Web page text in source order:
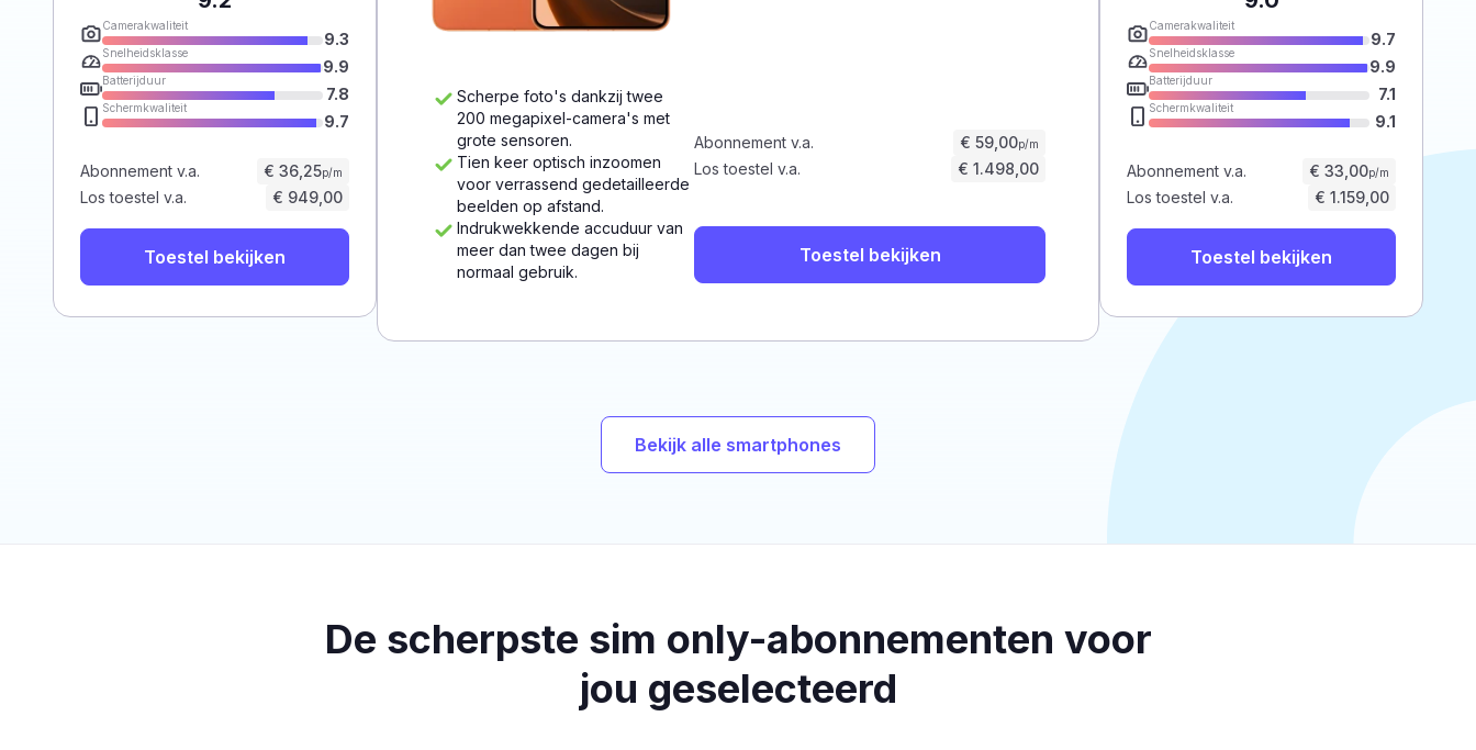
Scherpe foto's dankzij twee
200 megapixel-camera's met
grote sensoren.
Tien keer optisch inzoomen
voor verrassend gedetailleerde
beelden op afstand.
Indrukwekkende accuduur van
meer dan twee dagen bij
normaal gebruik.
Abonnement v.a. € 59,00p/m
Los toestel v.a. € 1.498,00
Toestel bekijken
Camerakwaliteit
9.3
Snelheidsklasse
9.9
Batterijduur
7.8
Schermkwaliteit
9.7
Abonnement v.a. € 36,25p/m
Los toestel v.a. € 949,00
Toestel bekijken
Camerakwaliteit
9.7
Snelheidsklasse
9.9
Batterijduur
7.1
Schermkwaliteit
9.1
Abonnement v.a. € 33,00p/m
Los toestel v.a. € 1.159,00
Toestel bekijken
Bekijk alle smartphones
De scherpste sim only-abonnementen voor
jou geselecteerd